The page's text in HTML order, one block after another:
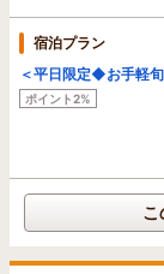
宿泊プラン
＜平日限定◆お手軽
ポイント2%
こ